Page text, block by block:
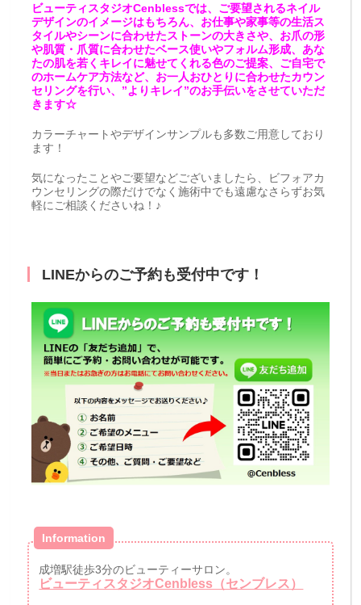
ビューティスタジオCenblessでは、ご要望されるネイル
デザインのイメージはもちろん、お仕事や家事等の生活ス
タイルやシーンに合わせたストーンの大きさや、お爪の形
や肌質・爪質に合わせたベース使いやフォルム形成、あな
たの肌を若くキレイに魅せてくれる色のご提案、ご自宅で
のホームケア方法など、お一人おひとりに合わせたカウン
セリングを行い、”よりキレイ”のお手伝いをさせていただ
きます☆
カラーチャートやデザインサンプルも多数ご用意しており
ます！
気になったことやご要望などございましたら、ビフォアカ
ウンセリングの際だけでなく施術中でも遠慮なさらずお気
軽にご相談くださいね！♪
LINEからのご予約も受付中です！
Information
成増駅徒歩3分のビューティーサロン。
ビューティスタジオCenbless（センブレス）